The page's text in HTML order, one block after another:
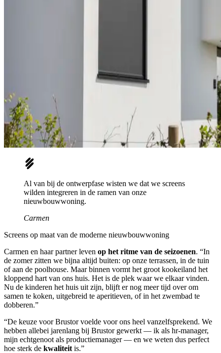
Al van bij de ontwerpfase wisten we dat we screens
wilden integreren in de ramen van onze
nieuwbouwwoning.
Carmen
Screens op maat van de moderne nieuwbouwwoning
Carmen en haar partner leven op het ritme van de seizoenen. “In
de zomer zitten we bijna altijd buiten: op onze terrassen, in de tuin
of aan de poolhouse. Maar binnen vormt het groot kookeiland het
kloppend hart van ons huis. Het is de plek waar we elkaar vinden.
Nu de kinderen het huis uit zijn, blijft er nog meer tijd over om
samen te koken, uitgebreid te aperitieven, of in het zwembad te
dobberen.”
“De keuze voor Brustor voelde voor ons heel vanzelfsprekend. We
hebben allebei jarenlang bij Brustor gewerkt — ik als hr-manager,
mijn echtgenoot als productiemanager — en we weten dus perfect
hoe sterk de kwaliteit is.”